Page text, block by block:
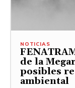
NOTICIAS
de la
posibles
ambiental